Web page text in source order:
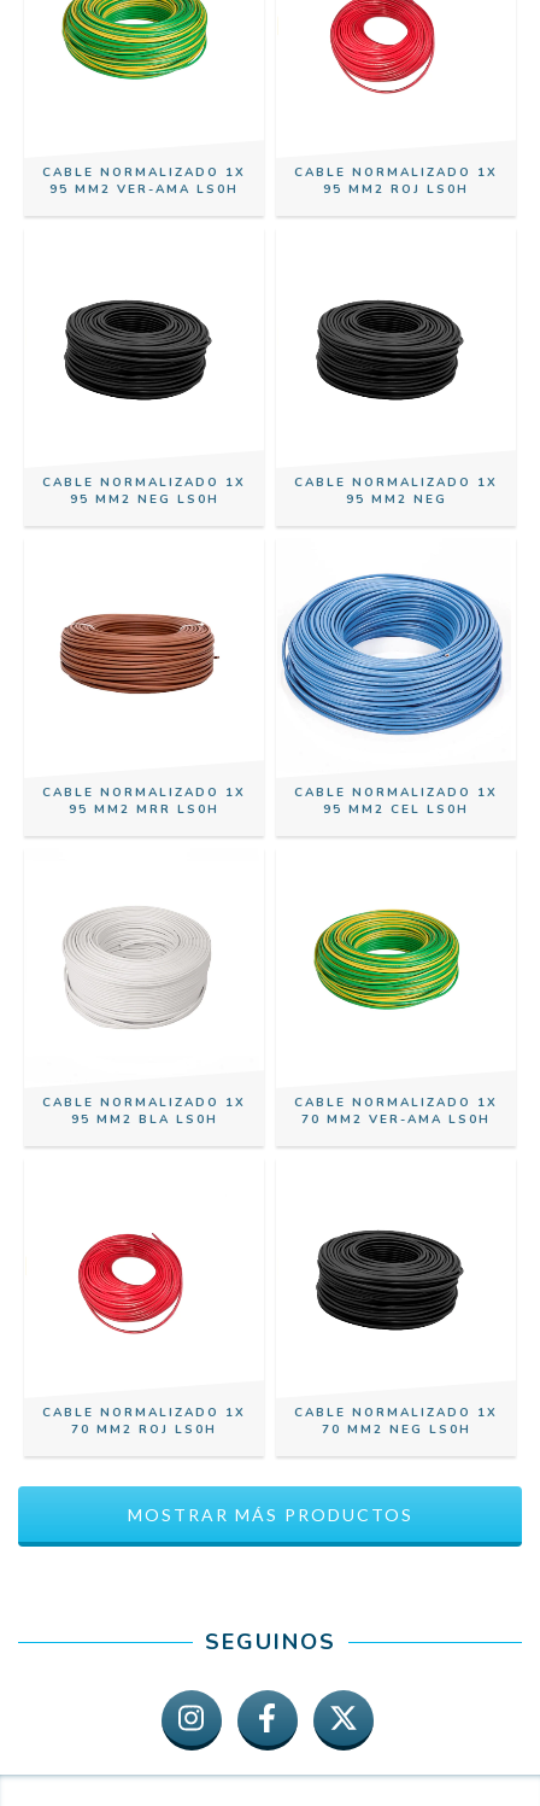
CABLE NORMALIZADO 1X
95 MM2 VER-AMA LS0H
CABLE NORMALIZADO 1X
95 MM2 ROJ LS0H
CABLE NORMALIZADO 1X
95 MM2 NEG LS0H
CABLE NORMALIZADO 1X
95 MM2 NEG
CABLE NORMALIZADO 1X
95 MM2 MRR LS0H
CABLE NORMALIZADO 1X
95 MM2 CEL LS0H
CABLE NORMALIZADO 1X
95 MM2 BLA LS0H
CABLE NORMALIZADO 1X
70 MM2 VER-AMA LS0H
CABLE NORMALIZADO 1X
70 MM2 ROJ LS0H
CABLE NORMALIZADO 1X
70 MM2 NEG LS0H
MOSTRAR MÁS PRODUCTOS
SEGUINOS